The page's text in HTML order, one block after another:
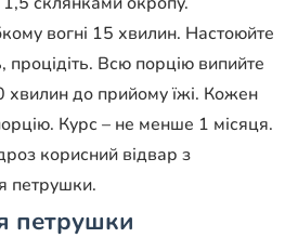
вогні 15 хвилин. Настоюйте
процідіть. Всю порцію випийте
хвилин до прийому їжі. Кожен
Курс – не менше 1 місяця.
корисний відвар з
петрушки.
петрушки